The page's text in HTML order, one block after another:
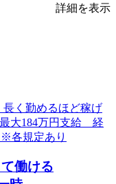
詳細を表示
働ける